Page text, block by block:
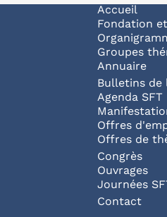
Accueil
Fondation
Groupes
Annuaire
Bulletins de
Agenda SFT
Offres
Offres de
Congrès
Ouvrages
Journées
Pied de
Contact